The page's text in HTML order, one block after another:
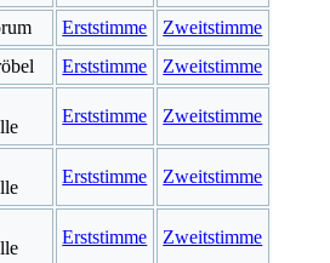
Erststimme
Zweitstimme
Erststimme
Zweitstimme
Erststimme Zweitstimme
Erststimme Zweitstimme
Erststimme Zweitstimme